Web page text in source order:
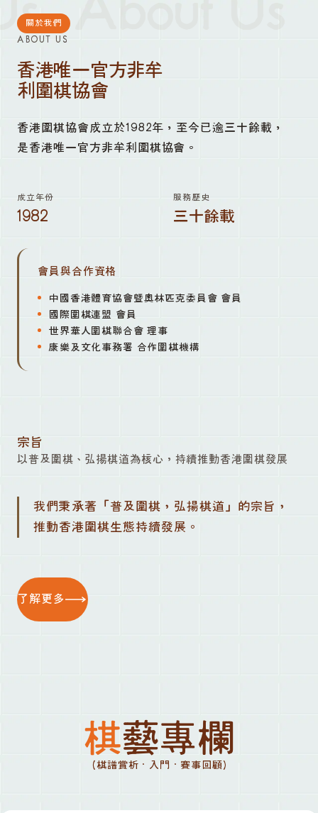
關於我們
ABOUT US
香港唯一官方非牟
利圍棋協會
香港圍棋協會成立於1982年，至今已逾三十餘載，
是香港唯一官方非牟利圍棋協會。
成立年份
1982
服務歷史
三十餘載
會員與合作資格
中國香港體育協會暨奧林匹克委員會 會員
國際圍棋連盟 會員
世界華人圍棋聯合會 理事
康樂及文化事務署 合作圍棋機構
宗旨
以普及圍棋、弘揚棋道為核心，持續推動香港圍棋發展
我們秉承著「普及圍棋，弘揚棋道」的宗旨，
推動香港圍棋生態持續發展。
了解更多
棋藝專欄
(棋譜賞析 · 入門 · 賽事回顧)